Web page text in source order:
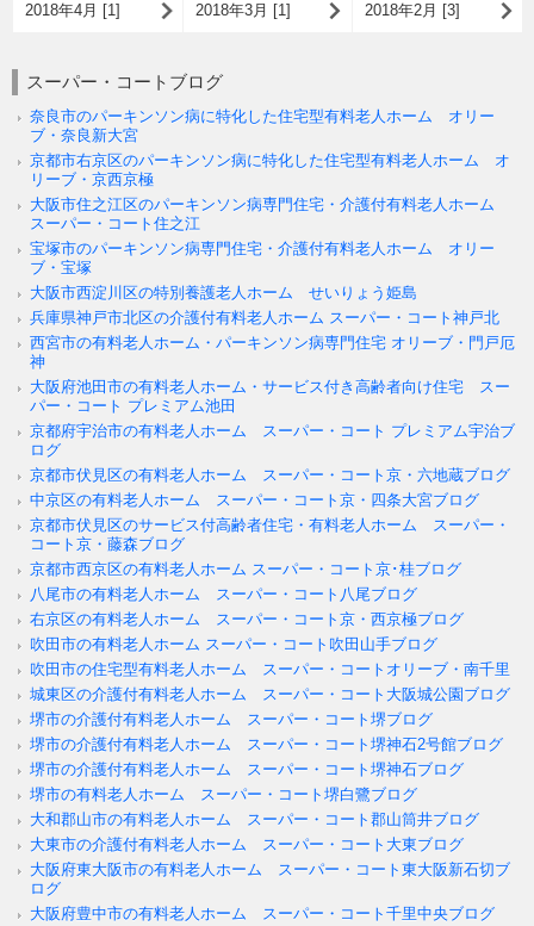
2018年4月 [1] 2018年3月 [1] 2018年2月 [3]
スーパー・コートブログ
奈良市のパーキンソン病に特化した住宅型有料老人ホーム オリー
ブ・奈良新大宮
京都市右京区のパーキンソン病に特化した住宅型有料老人ホーム オ
リーブ・京西京極
大阪市住之江区のパーキンソン病専門住宅・介護付有料老人ホーム
スーパー・コート住之江
宝塚市のパーキンソン病専門住宅・介護付有料老人ホーム オリー
ブ・宝塚
大阪市西淀川区の特別養護老人ホーム せいりょう姫島
兵庫県神戸市北区の介護付有料老人ホーム スーパー・コート神戸北
西宮市の有料老人ホーム・パーキンソン病専門住宅 オリーブ・門戸厄
神
大阪府池田市の有料老人ホーム・サービス付き高齢者向け住宅 スー
パー・コート プレミアム池田
京都府宇治市の有料老人ホーム スーパー・コート プレミアム宇治ブ
ログ
京都市伏見区の有料老人ホーム スーパー・コート京・六地蔵ブログ
中京区の有料老人ホーム スーパー・コート京・四条大宮ブログ
京都市伏見区のサービス付高齢者住宅・有料老人ホーム スーパー・
コート京・藤森ブログ
京都市西京区の有料老人ホーム スーパー・コート京･桂ブログ
八尾市の有料老人ホーム スーパー・コート八尾ブログ
右京区の有料老人ホーム スーパー・コート京・西京極ブログ
吹田市の有料老人ホーム スーパー・コート吹田山手ブログ
吹田市の住宅型有料老人ホーム スーパー・コートオリーブ・南千里
城東区の介護付有料老人ホーム スーパー・コート大阪城公園ブログ
堺市の介護付有料老人ホーム スーパー・コート堺ブログ
堺市の介護付有料老人ホーム スーパー・コート堺神石2号館ブログ
堺市の介護付有料老人ホーム スーパー・コート堺神石ブログ
堺市の有料老人ホーム スーパー・コート堺白鷺ブログ
大和郡山市の有料老人ホーム スーパー・コート郡山筒井ブログ
大東市の介護付有料老人ホーム スーパー・コート大東ブログ
大阪府東大阪市の有料老人ホーム スーパー・コート東大阪新石切ブ
ログ
大阪府豊中市の有料老人ホーム スーパー・コート千里中央ブログ